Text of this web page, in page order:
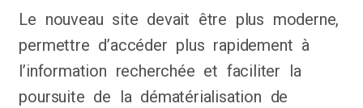
Le nouveau site devait être plus moderne,
permettre d’accéder plus rapidement à
l’information recherchée et faciliter la
poursuite de la dématérialisation de